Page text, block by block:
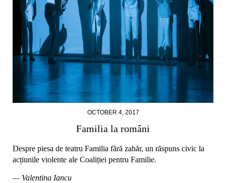
OCTOBER 4, 2017
Familia la români
Despre piesa de teatru Familia fără zahăr, un răspuns civic la
acțiunile violente ale Coaliției pentru Familie.
— Valentina Iancu